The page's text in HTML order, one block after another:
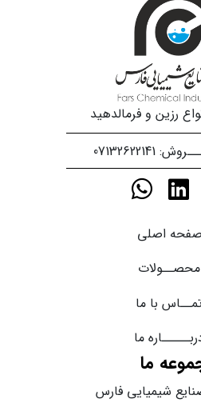
رزین و فرمالدهید
صفحه اصلی
محصــولات
با ما
ما
ما
شیمیایی فارس